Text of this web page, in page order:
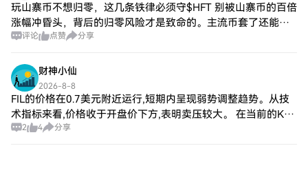
玩山寨币不想归零，这几条铁律必须守$HFT 别被山寨币的百倍
涨幅冲昏头，背后的归零风险才是致命的。主流币套了还能等
周期回暖，山寨币踩错一次，大概率彻底翻不了身。想玩山寨
评论 点赞 分享
财神小仙
2026-8-8
FIL的价格在0.7美元附近运行,短期内呈现弱势调整趋势。从技
术指标来看,价格收于开盘价下方,表明卖压较大。 在当前的K线
形态中,我们可以看到股价在0.67至0.70的区间震荡整理,未形成
2 4 分享